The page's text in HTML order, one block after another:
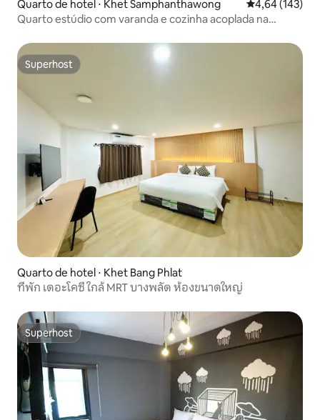
Quarto de hotel ⋅ Khet Samphanthawong 4,64 de uma
4,64 (143)
Quarto estúdio com varanda e cozinha acoplada na
Superhost
Superhost
Quarto de hotel ⋅ Khet Bang Phlat
ที่พัก เดอะโคซี่ ใกล้ MRT บางพลัด ห้องขนาดใหญ่
Superhost
Superhost